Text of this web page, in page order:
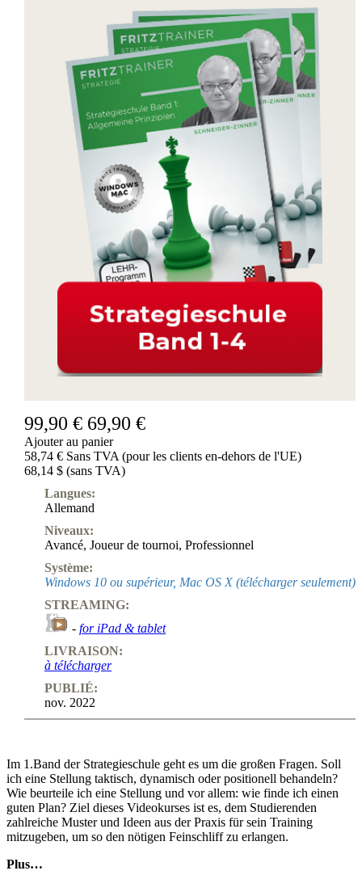
99,90 € 69,90 €
Ajouter au panier
58,74 € Sans TVA (pour les clients en-dehors de l'UE)
68,14 $ (sans TVA)
Langues:
Allemand
Niveaux:
Avancé, Joueur de tournoi, Professionnel
Système:
Windows 10 ou supérieur, Mac OS X (télécharger seulement)
STREAMING:
- for iPad & tablet
LIVRAISON:
à télécharger
PUBLIÉ:
nov. 2022
Im 1.Band der Strategieschule geht es um die großen Fragen. Soll
ich eine Stellung taktisch, dynamisch oder positionell behandeln?
Wie beurteile ich eine Stellung und vor allem: wie finde ich einen
guten Plan? Ziel dieses Videokurses ist es, dem Studierenden
zahlreiche Muster und Ideen aus der Praxis für sein Training
mitzugeben, um so den nötigen Feinschliff zu erlangen.
Plus…